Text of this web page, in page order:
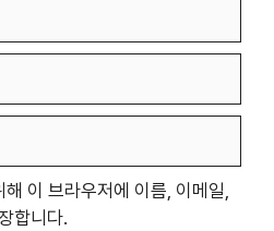
이 브라우저에 이름, 이메일,
합니다.